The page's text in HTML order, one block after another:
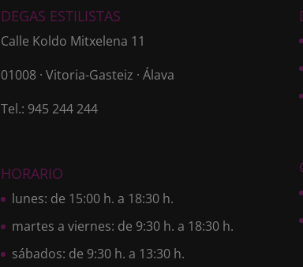
DEGAS ESTILISTAS
Calle Koldo Mitxelena 11
01008 · Vitoria-Gasteiz · Álava
Tel.: 945 244 244
HORARIO
lunes: de 15:00 h. a 18:30 h.
martes a viernes: de 9:30 h. a 18:30 h.
sábados: de 9:30 h. a 13:30 h.